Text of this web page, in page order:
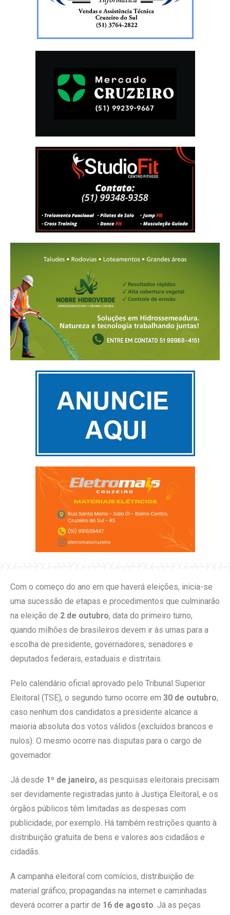
Com o começo do ano em que haverá eleições, inicia-se
uma sucessão de etapas e procedimentos que culminarão
na eleição de 2 de outubro, data do primeiro turno,
quando milhões de brasileiros devem ir às urnas para a
escolha de presidente, governadores, senadores e
deputados federais, estaduais e distritais.
Pelo calendário oficial aprovado pelo Tribunal Superior
Eleitoral (TSE), o segundo turno ocorre em 30 de outubro,
caso nenhum dos candidatos a presidente alcance a
maioria absoluta dos votos válidos (excluídos brancos e
nulos). O mesmo ocorre nas disputas para o cargo de
governador.
Já desde 1º de janeiro, as pesquisas eleitorais precisam
ser devidamente registradas junto à Justiça Eleitoral, e os
órgãos públicos têm limitadas as despesas com
publicidade, por exemplo. Há também restrições quanto à
distribuição gratuita de bens e valores aos cidadãos e
cidadãs.
A campanha eleitoral com comícios, distribuição de
material gráfico, propagandas na internet e caminhadas
deverá ocorrer a partir de 16 de agosto . Já as peças